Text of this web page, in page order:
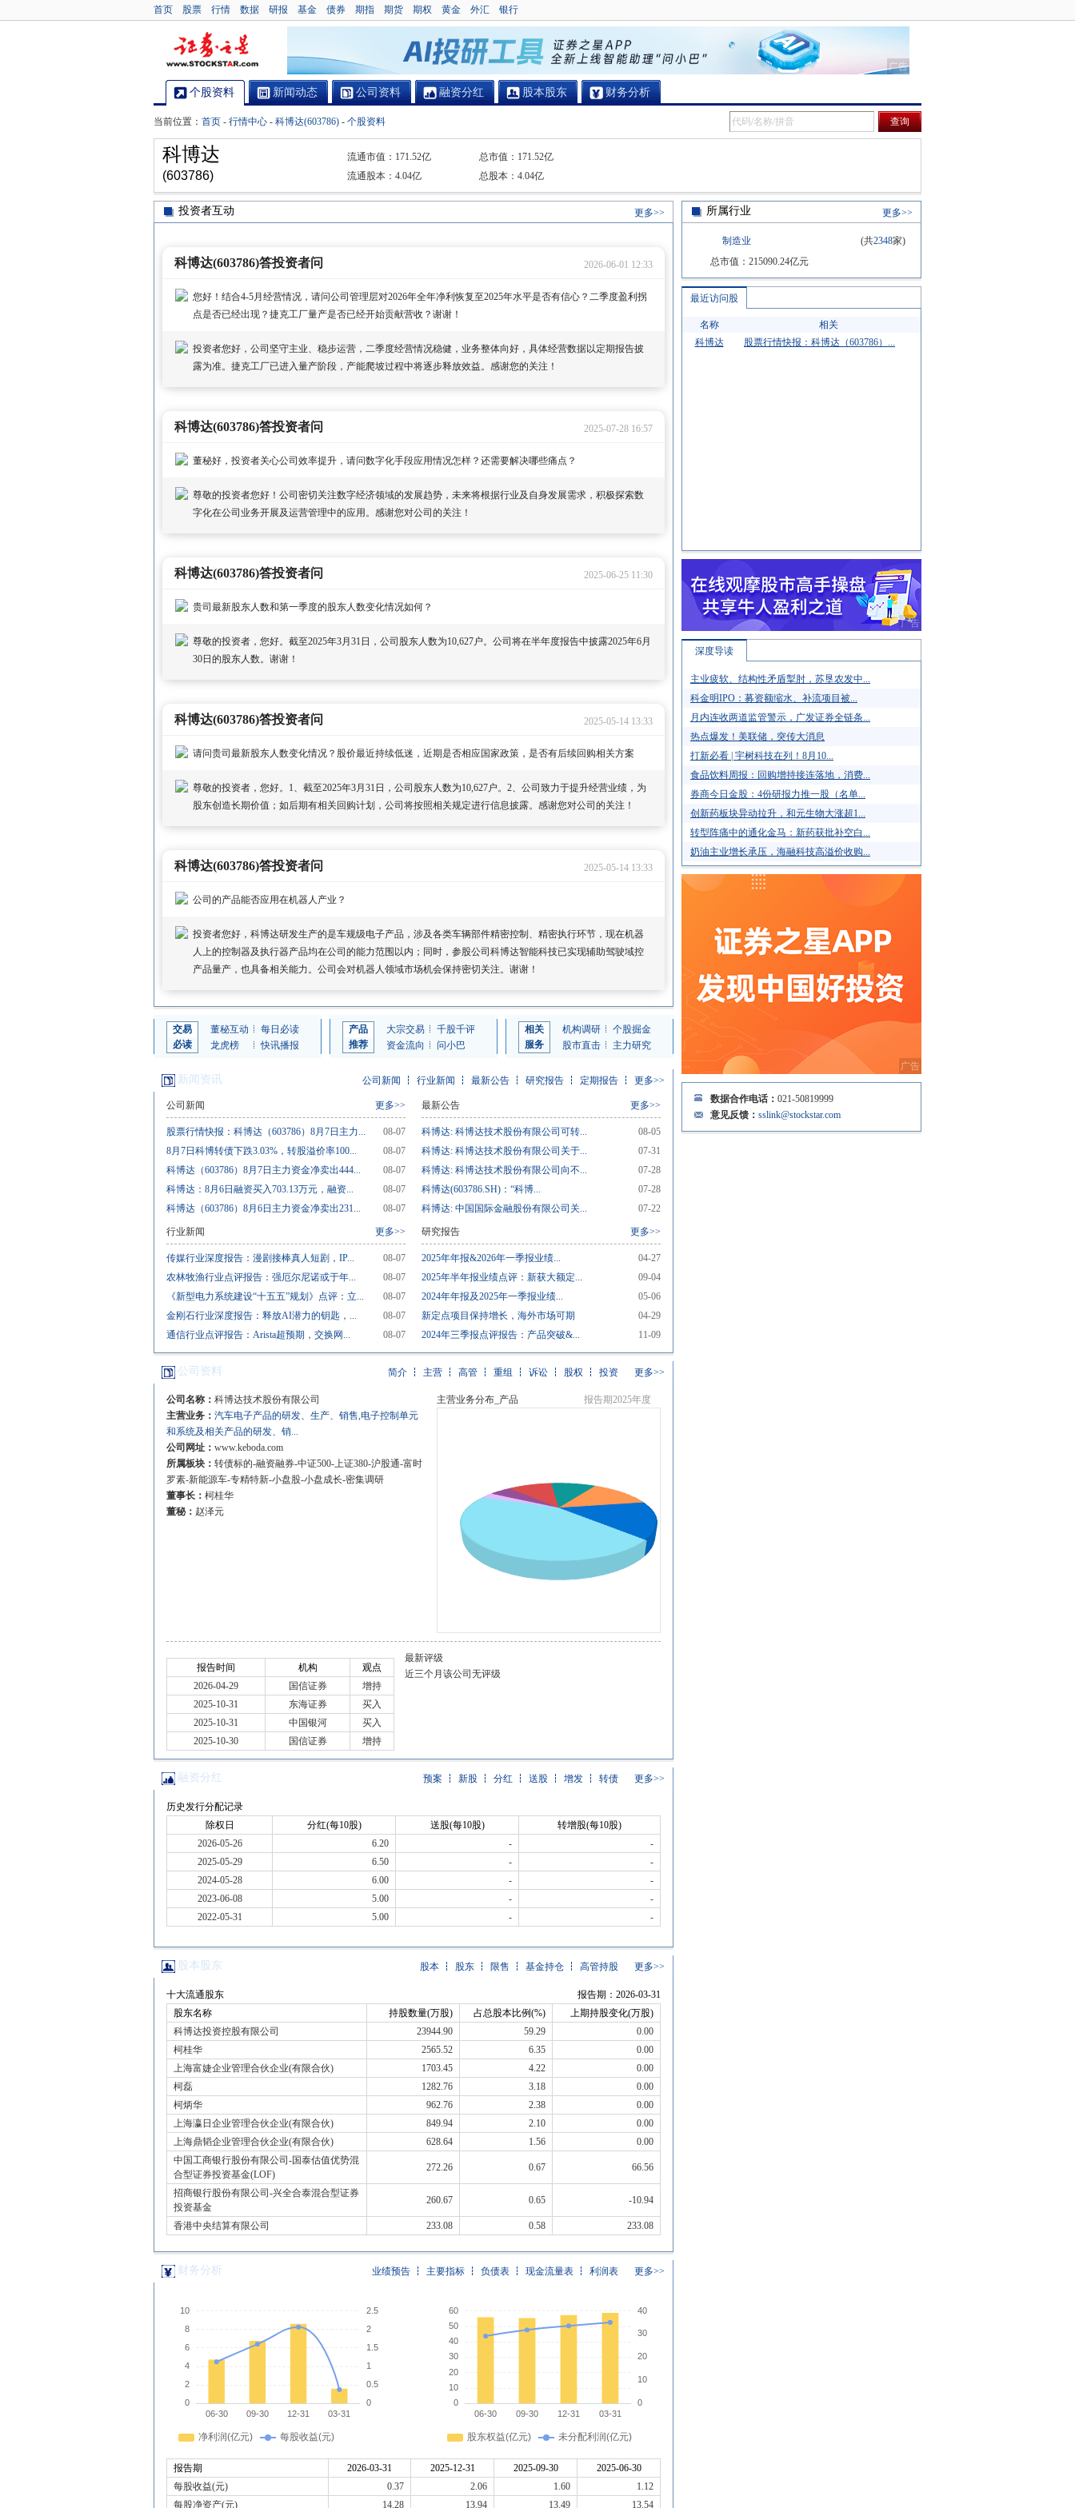
首页 股票 行情 数据 研报 基金 债券 期指 期货 期权 黄金 外汇 银行
个股资料 新闻动态 公司资料 融资分红 股本股东 财务分析
当前位置： 首页 - 行情中心 - 科博达(603786) - 个股资料
科博达
(603786)
流通市值： 171.52亿 总市值： 171.52亿
流通股本： 4.04亿 总股本： 4.04亿
投资者互动 更多>>
科博达(603786)答投资者问 2026-06-01 12:33
您好！结合4-5月经营情况，请问公司管理层对2026年全年净利恢复至2025年水平是否有信心？二季度盈利拐
点是否已经出现？捷克工厂量产是否已经开始贡献营收？谢谢！
投资者您好，公司坚守主业、稳步运营，二季度经营情况稳健，业务整体向好，具体经营数据以定期报告披
露为准。捷克工厂已进入量产阶段，产能爬坡过程中将逐步释放效益。感谢您的关注！
科博达(603786)答投资者问 2025-07-28 16:57
董秘好，投资者关心公司效率提升，请问数字化手段应用情况怎样？还需要解决哪些痛点？
尊敬的投资者您好！公司密切关注数字经济领域的发展趋势，未来将根据行业及自身发展需求，积极探索数
字化在公司业务开展及运营管理中的应用。感谢您对公司的关注！
科博达(603786)答投资者问 2025-06-25 11:30
贵司最新股东人数和第一季度的股东人数变化情况如何？
尊敬的投资者，您好。截至2025年3月31日，公司股东人数为10,627户。公司将在半年度报告中披露2025年6月
30日的股东人数。谢谢！
科博达(603786)答投资者问 2025-05-14 13:33
请问贵司最新股东人数变化情况？股价最近持续低迷，近期是否相应国家政策，是否有后续回购相关方案
尊敬的投资者，您好。1、截至2025年3月31日，公司股东人数为10,627户。2、公司致力于提升经营业绩，为
股东创造长期价值；如后期有相关回购计划，公司将按照相关规定进行信息披露。感谢您对公司的关注！
科博达(603786)答投资者问 2025-05-14 13:33
公司的产品能否应用在机器人产业？
投资者您好，科博达研发生产的是车规级电子产品，涉及各类车辆部件精密控制、精密执行环节，现在机器
人上的控制器及执行器产品均在公司的能力范围以内；同时，参股公司科博达智能科技已实现辅助驾驶域控
产品量产，也具备相关能力。公司会对机器人领域市场机会保持密切关注。谢谢！
交易
必读
董秘互动
每日必读
龙虎榜
快讯播报
产品
推荐
大宗交易
千股千评
资金流向
问小巴
相关
服务
机构调研
个股掘金
股市直击
主力研究
新闻资讯 公司新闻 行业新闻 最新公告 研究报告 定期报告 更多>>
更多>>
公司新闻
08-07
股票行情快报：科博达（603786）8月7日主力...
08-07
8月7日科博转债下跌3.03%，转股溢价率100...
08-07
科博达（603786）8月7日主力资金净卖出444...
08-07
科博达：8月6日融资买入703.13万元，融资...
08-07
科博达（603786）8月6日主力资金净卖出231...
更多>>
行业新闻
08-07
传媒行业深度报告：漫剧接棒真人短剧，IP...
08-07
农林牧渔行业点评报告：强厄尔尼诺或于年...
08-07
《新型电力系统建设“十五五”规划》点评：立...
08-07
金刚石行业深度报告：释放AI潜力的钥匙，...
08-07
通信行业点评报告：Arista超预期，交换网...
更多>>
最新公告
08-05
科博达: 科博达技术股份有限公司可转...
07-31
科博达: 科博达技术股份有限公司关于...
07-28
科博达: 科博达技术股份有限公司向不...
07-28
科博达(603786.SH)：“科博...
07-22
科博达: 中国国际金融股份有限公司关...
更多>>
研究报告
04-27
2025年年报&2026年一季报业绩...
09-04
2025年半年报业绩点评：新获大额定...
05-06
2024年年报及2025年一季报业绩...
04-29
新定点项目保持增长，海外市场可期
11-09
2024年三季报点评报告：产品突破&...
公司资料 简介 主营 高管 重组 诉讼 股权 投资 更多>>
公司名称： 科博达技术股份有限公司
主营业务： 汽车电子产品的研发、生产、销售,电子控制单元
和系统及相关产品的研发、销...
公司网址： www.keboda.com
所属板块： 转债标的-融资融券-中证500-上证380-沪股通-富时
罗素-新能源车-专精特新-小盘股-小盘成长-密集调研
董事长： 柯桂华
董秘： 赵泽元
主营业务分布_产品 报告期2025年度
报告时间 机构
观点
2026-04-29
国信证券
增持
2025-10-31
东海证券
买入
2025-10-31
中国银河
买入
2025-10-30
国信证券 增持
最新评级
近三个月该公司无评级
融资分红 预案 新股 分红 送股 增发 转债 更多>>
历史发行分配记录
除权日
分红(每10股) 送股(每10股)
转增股(每10股)
2026-05-26
6.20 -
-
2025-05-29
6.50 -
-
2024-05-28
6.00 -
-
2023-06-08
5.00 -
-
2022-05-31
5.00 - -
股本股东 股本 股东 限售 基金持仓 高管持股 更多>>
十大流通股东
报告期：2026-03-31
股东名称
持股数量(万股) 占总股本比例(%)
上期持股变化(万股)
科博达投资控股有限公司
23944.90 59.29
0.00
柯桂华
2565.52 6.35
0.00
上海富婕企业管理合伙企业(有限合伙)
1703.45 4.22
0.00
柯磊
1282.76 3.18
0.00
柯炳华
962.76 2.38
0.00
上海瀛日企业管理合伙企业(有限合伙)
849.94 2.10
0.00
上海鼎韬企业管理合伙企业(有限合伙)
628.64 1.56
0.00
中国工商银行股份有限公司-国泰估值优势混
合型证券投资基金(LOF)
272.26 0.67 66.56
招商银行股份有限公司-兴全合泰混合型证券
投资基金
260.67 0.65 -10.94
香港中央结算有限公司 233.08 0.58 233.08
财务分析 业绩预告 主要指标 负债表 现金流量表 利润表 更多>>
报告期 2026-03-31 2025-12-31 2025-09-30
2025-06-30
每股收益(元)
0.37 2.06 1.60
1.12
每股净资产(元)
14.28 13.94 13.49 13.54
所属行业 更多>>
制造业 (共2348家)
总市值： 215090.24亿元
最近访问股
名称
相关
科博达
股票行情快报：科博达（603786）...
深度导读
主业疲软、结构性矛盾掣肘，苏垦农发中...
科金明IPO：募资额缩水、补流项目被...
月内连收两道监管警示，广发证券全链条...
热点爆发！美联储，突传大消息
打新必看 | 宇树科技在列！8月10...
食品饮料周报：回购增持接连落地，消费...
券商今日金股：4份研报力推一股（名单...
创新药板块异动拉升，和元生物大涨超1...
转型阵痛中的通化金马：新药获批补空白...
奶油主业增长承压，海融科技高溢价收购...
数据合作电话： 021-50819999
意见反馈： sslink@stockstar.com